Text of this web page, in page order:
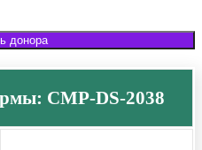
донора
CMP-DS-2038